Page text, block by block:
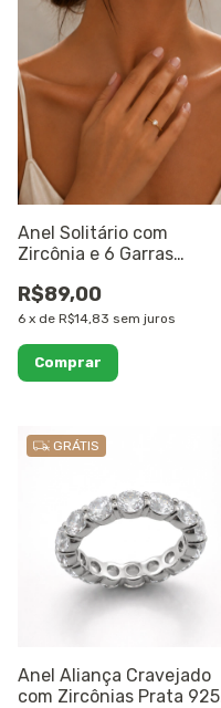
Anel Solitário com
Zircônia e 6 Garras
R$89,00
6 x de R$14,83 sem juros
Comprar
GRÁTIS
Anel Aliança Cravejado
com Zircônias Prata 925